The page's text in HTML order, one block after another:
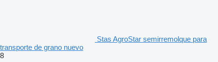
Stas AgroStar semirremolque para
transporte de grano nuevo
8